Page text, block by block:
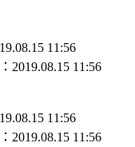
11:56
2019.08.15 11:56
11:56
2019.08.15 11:56